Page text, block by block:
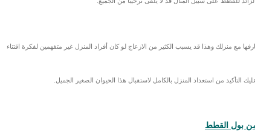
مع منزلك وهذا قد يسبب الكثير من الازعاج لو كان أفراد المنزل غير متفهمين لفكرة اقتناء
من استعداد المنزل بالكامل لاستقبال هذا الحيوان الصغير الجميل.
بول القطط